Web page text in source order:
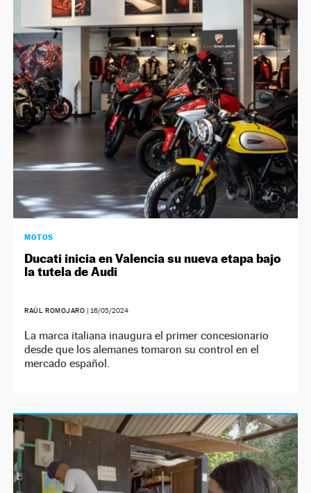
MOTOS
Ducati inicia en Valencia su nueva etapa bajo
la tutela de Audi
RAÚL ROMOJARO | 16/05/2024
La marca italiana inaugura el primer concesionario
desde que los alemanes tomaron su control en el
mercado español.